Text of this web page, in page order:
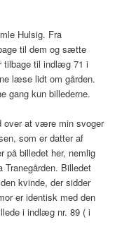
Hulsig. Fra
til dem og sætte
tilbage til indlæg 71 i
læse lidt om gården.
gang kun billederne.
over at være min svoger
som er datter af
på billedet her, nemlig
Tranegården. Billedet
kvinde, der sidder
er identisk med den
i indlæg nr. 89 ( i